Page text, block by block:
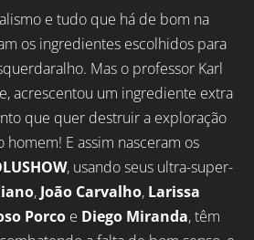
e tudo que há de bom na
os ingredientes escolhidos para
Mas o professor Karl
acrescentou um ingrediente extra
que quer destruir a exploração
E assim nasceram os
, usando seus ultra-super-
, João Carvalho, Larissa
Porco e Diego Miranda, têm